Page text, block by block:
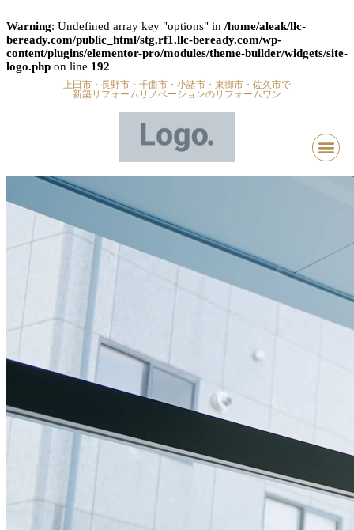
Warning: Undefined array key "options" in /home/aleak/llc-
beready.com/public_html/stg.rf1.llc-beready.com/wp-
content/plugins/elementor-pro/modules/theme-builder/widgets/site-
logo.php on line 192
上田市・長野市・千曲市・小諸市・東御市・佐久市で
新築リフォームリノベーションのリフォームワン